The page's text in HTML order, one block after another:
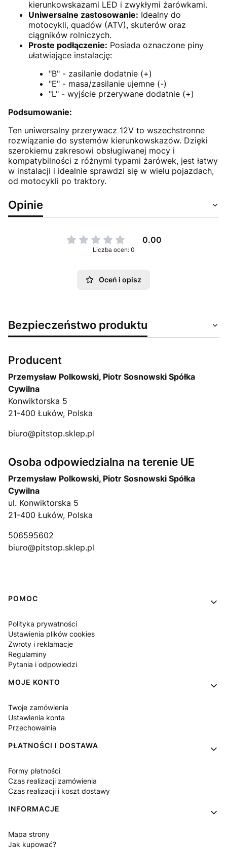
kierunkowskazami LED i zwykłymi żarówkami.
Uniwersalne zastosowanie: Idealny do
motocykli, quadów (ATV), skuterów oraz
ciągników rolniczych.
Proste podłączenie: Posiada oznaczone piny
ułatwiające instalację:
"B" - zasilanie dodatnie (+)
"E" - masa/zasilanie ujemne (-)
"L" - wyjście przerywane dodatnie (+)
Podsumowanie:
Ten uniwersalny przerywacz 12V to wszechstronne
rozwiązanie do systemów kierunkowskazów. Dzięki
szerokiemu zakresowi obsługiwanej mocy i
kompatybilności z różnymi typami żarówek, jest łatwy
w instalacji i idealnie sprawdzi się w wielu pojazdach,
od motocykli po traktory.
Opinie
0.00
Liczba ocen: 0
Oceń i opisz
Bezpieczeństwo produktu
Producent
Przemysław Polkowski, Piotr Sosnowski Spółka
Cywilna
Konwiktorska 5
21-400 Łuków, Polska
biuro@pitstop.sklep.pl
Osoba odpowiedzialna na terenie UE
Przemysław Polkowski, Piotr Sosnowski Spółka
Cywilna
ul. Konwiktorska 5
21-400 Łuków, Polska
506595602
biuro@pitstop.sklep.pl
Linki w stopce
POMOC
Polityka prywatności
Ustawienia plików cookies
Zwroty i reklamacje
Regulaminy
Pytania i odpowiedzi
MOJE KONTO
Twoje zamówienia
Ustawienia konta
Przechowalnia
PŁATNOŚCI I DOSTAWA
Formy płatności
Czas realizacji zamówienia
Czas realizacji i koszt dostawy
INFORMACJE
Mapa strony
Jak kupować?